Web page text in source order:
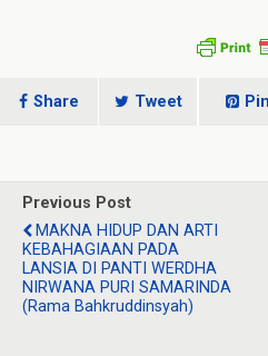
Share Tweet Pin
Previous Post
MAKNA HIDUP DAN ARTI
KEBAHAGIAAN PADA
LANSIA DI PANTI WERDHA
NIRWANA PURI SAMARINDA
(Rama Bahkruddinsyah)